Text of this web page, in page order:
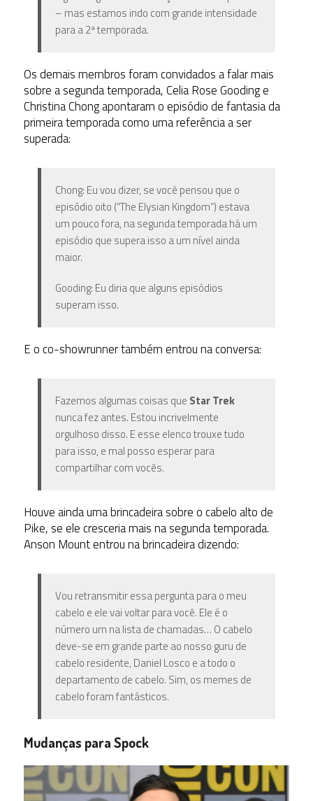
– mas estamos indo com grande intensidade
para a 2ª temporada.
Os demais membros foram convidados a falar mais
sobre a segunda temporada, Celia Rose Gooding e
Christina Chong apontaram o episódio de fantasia da
primeira temporada como uma referência a ser
superada:
Chong: Eu vou dizer, se você pensou que o
episódio oito (“The Elysian Kingdom”) estava
um pouco fora, na segunda temporada há um
episódio que supera isso a um nível ainda
maior.
Gooding: Eu diria que alguns episódios
superam isso.
E o co-showrunner também entrou na conversa:
Fazemos algumas coisas que Star Trek
nunca fez antes. Estou incrivelmente
orgulhoso disso. E esse elenco trouxe tudo
para isso, e mal posso esperar para
compartilhar com vocês.
Houve ainda uma brincadeira sobre o cabelo alto de
Pike, se ele cresceria mais na segunda temporada.
Anson Mount entrou na brincadeira dizendo:
Vou retransmitir essa pergunta para o meu
cabelo e ele vai voltar para você. Ele é o
número um na lista de chamadas… O cabelo
deve-se em grande parte ao nosso guru de
cabelo residente, Daniel Losco e a todo o
departamento de cabelo. Sim, os memes de
cabelo foram fantásticos.
Mudanças para Spock